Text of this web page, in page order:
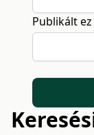
Publikált